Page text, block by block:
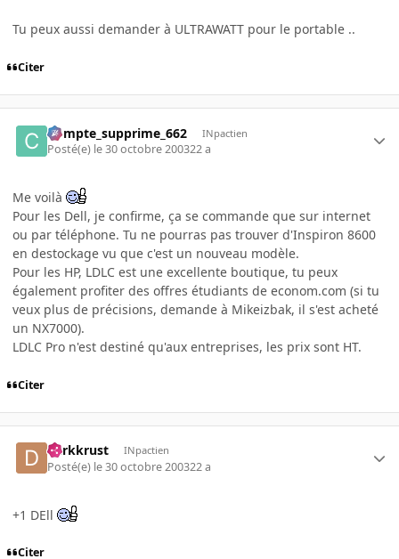
Tu peux aussi demander à ULTRAWATT pour le portable ..
Citer
Compte_supprime_662 INpactien
Posté(e) le 30 octobre 200322 a
Me voilà
Pour les Dell, je confirme, ça se commande que sur internet
ou par téléphone. Tu ne pourras pas trouver d'Inspiron 8600
en destockage vu que c'est un nouveau modèle.
Pour les HP, LDLC est une excellente boutique, tu peux
également profiter des offres étudiants de econom.com (si tu
veux plus de précisions, demande à Mikeizbak, il s'est acheté
un NX7000).
LDLC Pro n'est destiné qu'aux entreprises, les prix sont HT.
Citer
darkkrust INpactien
Posté(e) le 30 octobre 200322 a
+1 DEll
Citer